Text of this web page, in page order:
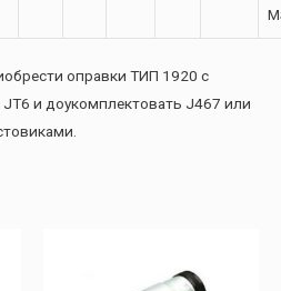
оправки ТИП 1920 с
и доукомплектовать J467 или